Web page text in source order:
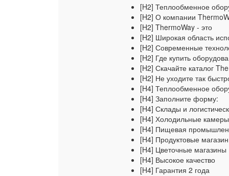
[H2] Теплообменное
[H2] О компании
[H2] ThermoWay - это
[H2] Широкая область
[H2] Современные
[H2] Где купить
[H2] Скачайте каталог
[H2] Не уходите так
[H4] Теплообменное
[H4] Заполните форму:
[H4] Склады и
[H4] Холодильные камеры
[H4] Пищевая
[H4] Продуктовые
[H4] Цветочные магазины
[H4] Высокое качество
[H4] Гарантия 2 года